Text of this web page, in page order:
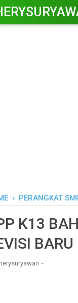
› PERANGKAT
K13
BARU